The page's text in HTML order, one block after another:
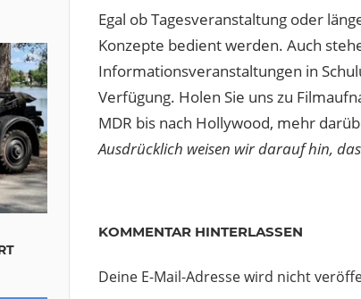
Egal ob Tagesveranstaltung oder
Konzepte bedient werden. Auch
Informationsveranstaltungen in
Verfügung. Holen Sie uns zu
MDR bis nach Hollywood, mehr
Ausdrücklich weisen wir darauf hin,
Beitragsnavigation
Beitrag:
KOMMENTAR HINTERLASSEN
Deine E-Mail-Adresse wird nicht